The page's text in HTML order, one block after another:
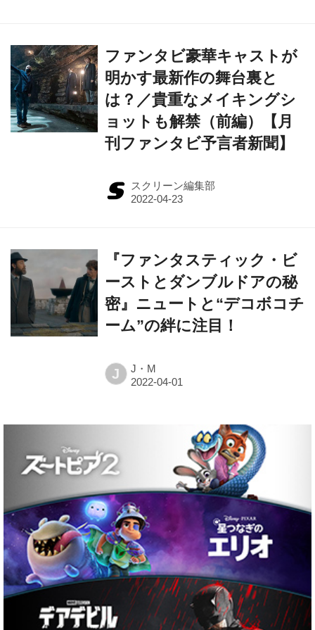
ファンタビ豪華キャストが
明かす最新作の舞台裏と
は？／貴重なメイキングシ
ョットも解禁（前編）【月
刊ファンタビ予言者新聞】
スクリーン編集部
『ファンタスティック・ビ
ーストとダンブルドアの秘
密』ニュートと“デコボコチ
ーム”の絆に注目！
J J・M